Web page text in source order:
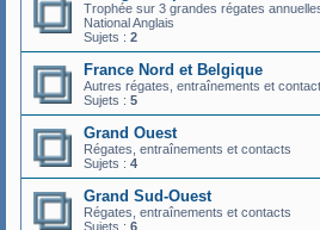
Trophée sur 3 grandes régates
National Anglais
Sujets : 2
France Nord et Belgique
Autres régates, entraînements et
Sujets : 5
Grand Ouest
Régates, entraînements et contacts
Sujets : 4
Grand Sud-Ouest
Régates, entraînements et contacts
Sujets : 6